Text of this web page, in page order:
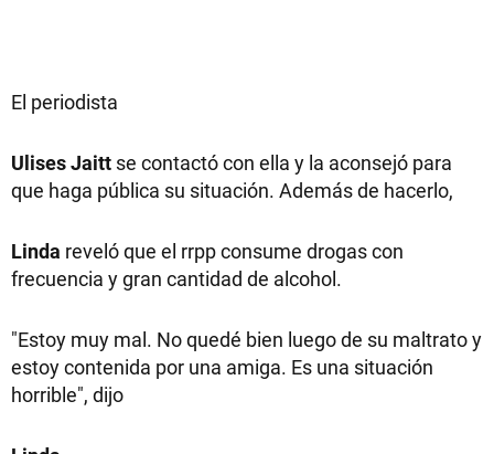
El periodista
Ulises Jaitt se contactó con ella y la aconsejó para
que haga pública su situación. Además de hacerlo,
Linda reveló que el rrpp consume drogas con
frecuencia y gran cantidad de alcohol.
"Estoy muy mal. No quedé bien luego de su maltrato y
estoy contenida por una amiga. Es una situación
horrible", dijo